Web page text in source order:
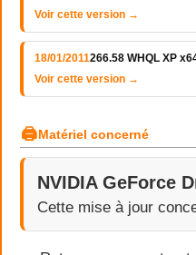
Voir cette version →
18/01/2011266.58 WHQL XP
Voir cette version →
🖨Matériel concerné
NVIDIA GeForce
Cette mise à jour